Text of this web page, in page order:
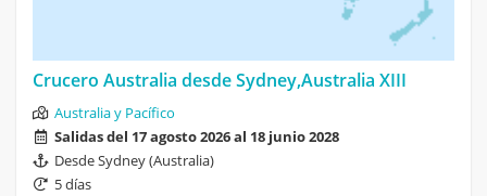
Crucero Australia desde Sydney,Australia XIII
Australia y Pacífico
Salidas del 17 agosto 2026 al 18 junio 2028
Desde Sydney (Australia)
5 días